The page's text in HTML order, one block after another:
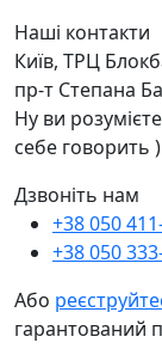
Наші контакти
Київ, ТРЦ
пр-т Степана
Ну ви
себе говорить )
Дзвоніть нам
+38 050
+38 050
Або
гарантований